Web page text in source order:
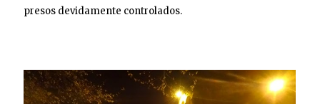
presos devidamente controlados.